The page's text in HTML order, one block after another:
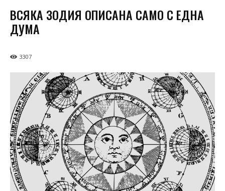
ВСЯКА ЗОДИЯ ОПИСАНА САМО С ЕДНА
ДУМА
3307